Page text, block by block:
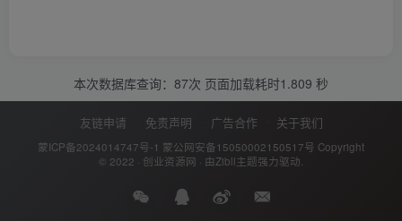
本次数据库查询：87次 页面加载耗时1.809 秒
友链申请 免责声明 广告合作 关于我们
蒙ICP备2024014747号-1 蒙公网安备15050002150517号 Copyright
© 2022 · 创业资源网 · 由Zibll主题强力驱动.